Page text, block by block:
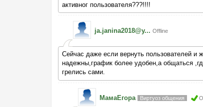
активног пользователя???!!!!
ja.janina2018@y... Offline
Сейчас даже если вернуть пользователей и
надежны,график более удобен,а общаться
грелись сами.
МамаЕгора Виртуоз общения